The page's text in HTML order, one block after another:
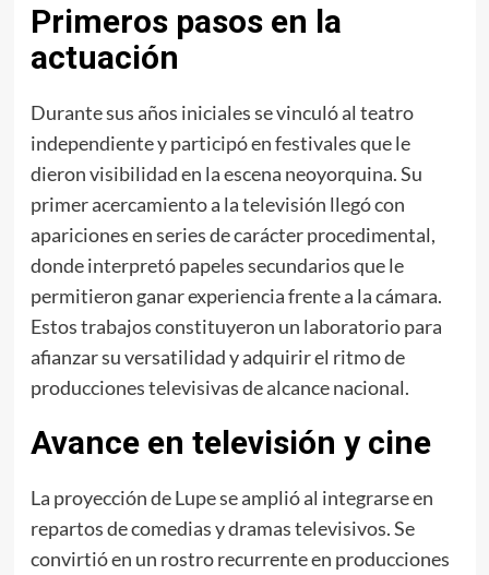
Primeros pasos en la
actuación
Durante sus años iniciales se vinculó al teatro
independiente y participó en festivales que le
dieron visibilidad en la escena neoyorquina. Su
primer acercamiento a la televisión llegó con
apariciones en series de carácter procedimental,
donde interpretó papeles secundarios que le
permitieron ganar experiencia frente a la cámara.
Estos trabajos constituyeron un laboratorio para
afianzar su versatilidad y adquirir el ritmo de
producciones televisivas de alcance nacional.
Avance en televisión y cine
La proyección de Lupe se amplió al integrarse en
repartos de comedias y dramas televisivos. Se
convirtió en un rostro recurrente en producciones